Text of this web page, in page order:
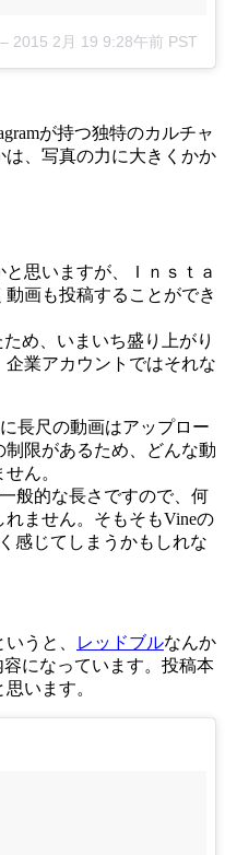
– 2015 2月 19 9:28午前 PST
が持つ独特のカルチャ
、写真の力に大きくかか
思いますが、Ｉｎｓｔａ
画も投稿することができ
め、いまいち盛り上がり
業アカウントではそれな
長尺の動画はアップロー
制限があるため、どんな動
ん。
般的な長さですので、何
ません。そもそもVineの
感じてしまうかもしれな
うと、 レッドブルなんか
になっています。投稿本
います。